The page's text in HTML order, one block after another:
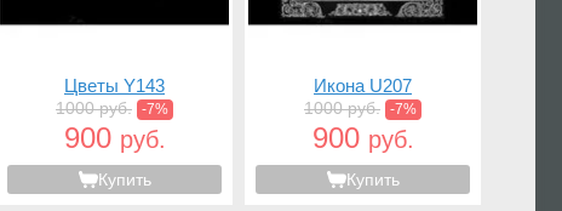
Цветы Y143
1000 руб. -7%
900 руб.
Купить
Икона U207
1000 руб. -7%
900 руб.
Купить